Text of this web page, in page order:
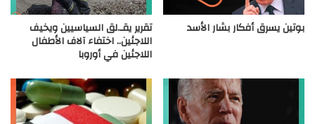
بوتين يسرق أفكار بشار الأسد تقرير يقـ.لق السياسيين ويخيف
اللاجئين.. اختفاء آلاف الأطفال
اللاجئين في أوروبا